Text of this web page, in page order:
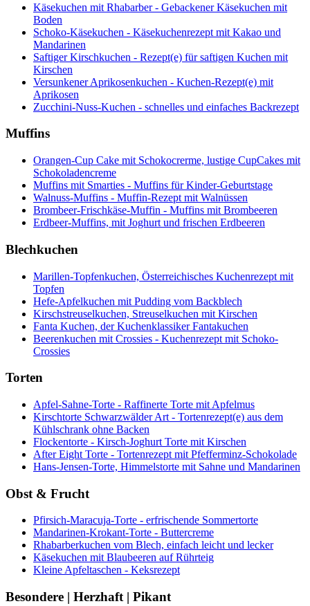
Käsekuchen mit Rhabarber - Gebackener Käsekuchen mit
Boden
Schoko-Käsekuchen - Käsekuchenrezept mit Kakao und
Mandarinen
Saftiger Kirschkuchen - Rezept(e) für saftigen Kuchen mit
Kirschen
Versunkener Aprikosenkuchen - Kuchen-Rezept(e) mit
Aprikosen
Zucchini-Nuss-Kuchen - schnelles und einfaches Backrezept
Muffins
Orangen-Cup Cake mit Schokocrerme, lustige CupCakes mit
Schokoladencreme
Muffins mit Smarties - Muffins für Kinder-Geburtstage
Walnuss-Muffins - Muffin-Rezept mit Walnüssen
Brombeer-Frischkäse-Muffin - Muffins mit Brombeeren
Erdbeer-Muffins, mit Joghurt und frischen Erdbeeren
Blechkuchen
Marillen-Topfenkuchen, Österreichisches Kuchenrezept mit
Topfen
Hefe-Apfelkuchen mit Pudding vom Backblech
Kirschstreuselkuchen, Streuselkuchen mit Kirschen
Fanta Kuchen, der Kuchenklassiker Fantakuchen
Beerenkuchen mit Crossies - Kuchenrezept mit Schoko-
Crossies
Torten
Apfel-Sahne-Torte - Raffinerte Torte mit Apfelmus
Kirschtorte Schwarzwälder Art - Tortenrezept(e) aus dem
Kühlschrank ohne Backen
Flockentorte - Kirsch-Joghurt Torte mit Kirschen
After Eight Torte - Tortenrezept mit Pfefferminz-Schokolade
Hans-Jensen-Torte, Himmelstorte mit Sahne und Mandarinen
Obst & Frucht
Pfirsich-Maracuja-Torte - erfrischende Sommertorte
Mandarinen-Krokant-Torte - Buttercreme
Rhabarberkuchen vom Blech, einfach leicht und lecker
Käsekuchen mit Blaubeeren auf Rührteig
Kleine Apfeltaschen - Keksrezept
Besondere | Herzhaft | Pikant